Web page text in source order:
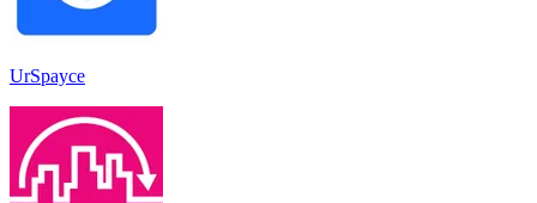
UrSpayce